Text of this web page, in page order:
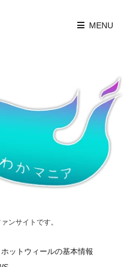
MENU
ンサイトです。
ホットウィールの基本情報